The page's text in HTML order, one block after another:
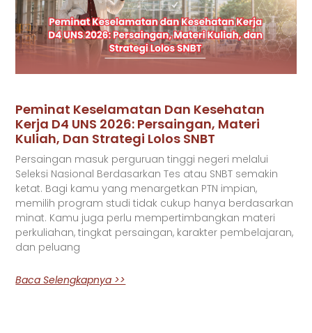
Peminat Keselamatan Dan Kesehatan
Kerja D4 UNS 2026: Persaingan, Materi
Kuliah, Dan Strategi Lolos SNBT
Persaingan masuk perguruan tinggi negeri melalui
Seleksi Nasional Berdasarkan Tes atau SNBT semakin
ketat. Bagi kamu yang menargetkan PTN impian,
memilih program studi tidak cukup hanya berdasarkan
minat. Kamu juga perlu mempertimbangkan materi
perkuliahan, tingkat persaingan, karakter pembelajaran,
dan peluang
Baca Selengkapnya >>